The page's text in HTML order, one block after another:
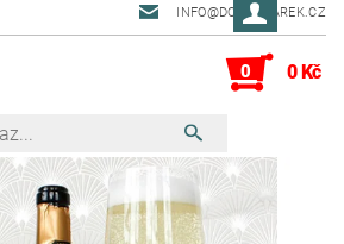
INFO@DOBRYDAREK.CZ
0 0 Kč